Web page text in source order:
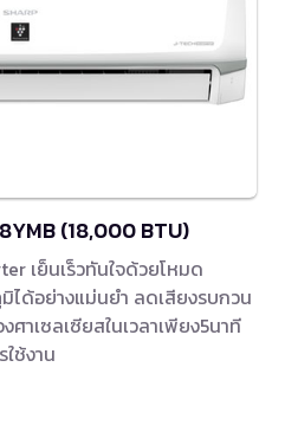
(18,000 BTU)
เย็นเร็วทันใจด้วยโหมด
ด้อย่างแม่นยำ ลดเสียงรบกวน
าเซลเซียสในเวลาเพียง5นาที
ช้งาน